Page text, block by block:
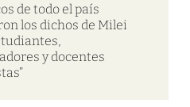
de todo el país
los dichos de Milei
y docentes